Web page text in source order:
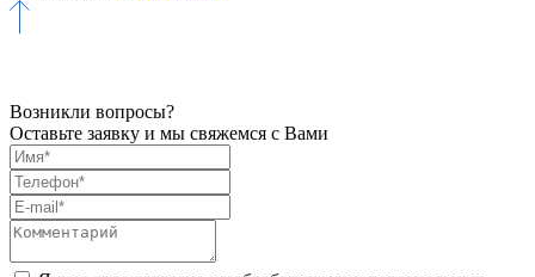
Возникли вопросы?
Оставьте заявку и мы свяжемся с Вами